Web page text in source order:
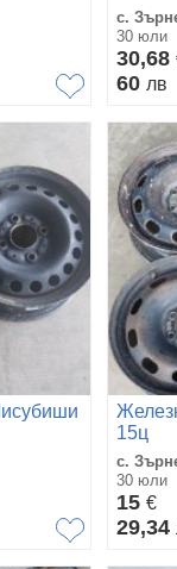
с.
30 юли
30,68
60 лв
15ц
с.
30 юли
15 €
29,34